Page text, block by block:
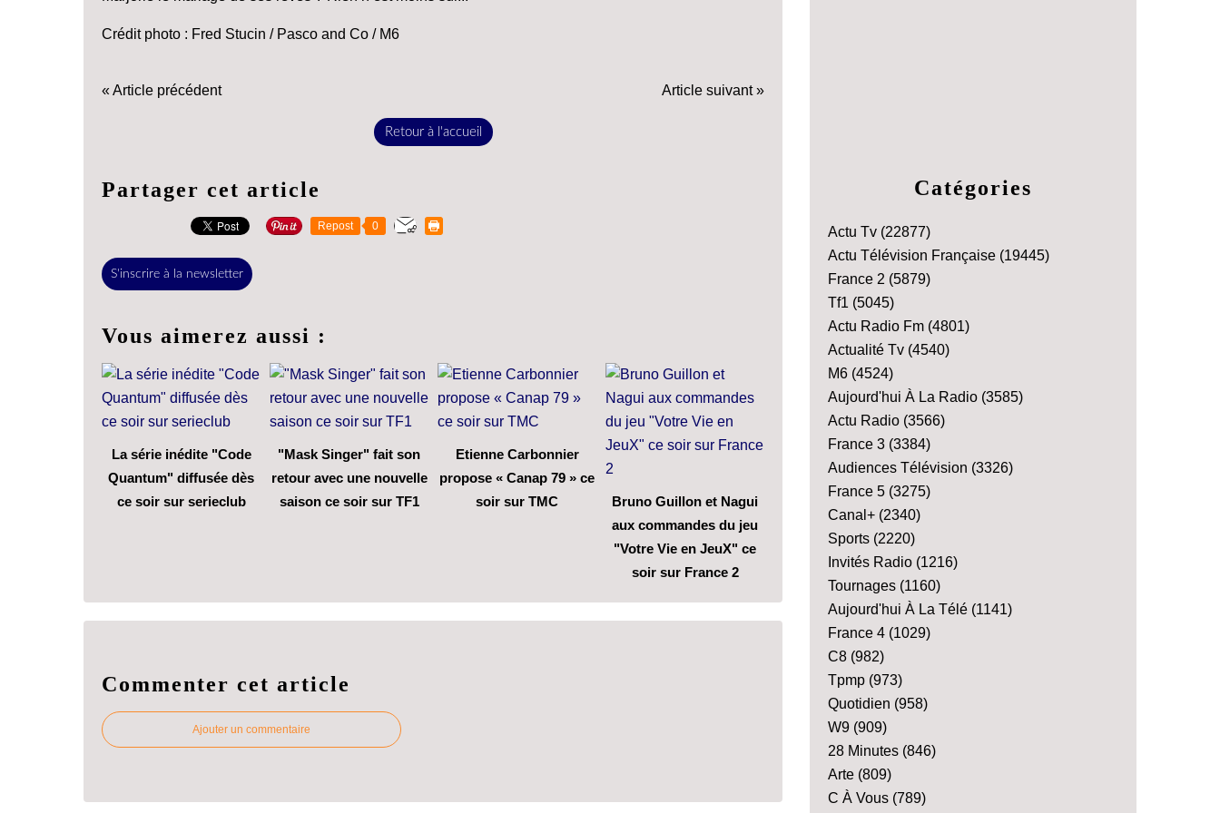
Crédit photo : Fred Stucin / Pasco and Co / M6
« Article précédent Article suivant »
Retour à l'accueil
Partager cet article
Repost 0
S'inscrire à la newsletter
Vous aimerez aussi :
La série inédite "Code
Quantum" diffusée dès
ce soir sur serieclub
"Mask Singer" fait son
retour avec une nouvelle
saison ce soir sur TF1
Etienne Carbonnier
propose « Canap 79 » ce
soir sur TMC
Bruno Guillon et Nagui
aux commandes du jeu
"Votre Vie en JeuX" ce
soir sur France 2
Commenter cet article
Ajouter un commentaire
Catégories
Actu Tv (22877)
Actu Télévision Française (19445)
France 2 (5879)
Tf1 (5045)
Actu Radio Fm (4801)
Actualité Tv (4540)
M6 (4524)
Aujourd'hui À La Radio (3585)
Actu Radio (3566)
France 3 (3384)
Audiences Télévision (3326)
France 5 (3275)
Canal+ (2340)
Sports (2220)
Invités Radio (1216)
Tournages (1160)
Aujourd'hui À La Télé (1141)
France 4 (1029)
C8 (982)
Tpmp (973)
Quotidien (958)
W9 (909)
28 Minutes (846)
Arte (809)
C À Vous (789)